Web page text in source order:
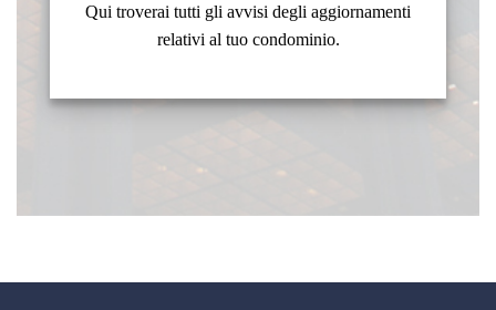
Qui troverai tutti gli avvisi degli aggiornamenti
relativi al tuo condominio.